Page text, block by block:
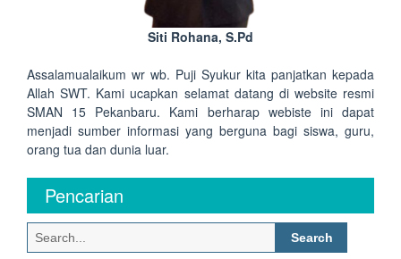
Siti Rohana, S.Pd
Assalamualaikum wr wb. Puji Syukur kita panjatkan kepada
Allah SWT. Kami ucapkan selamat datang di website resmi
SMAN 15 Pekanbaru. Kami berharap webiste ini dapat
menjadi sumber informasi yang berguna bagi siswa, guru,
orang tua dan dunia luar.
Pencarian
Search
for: